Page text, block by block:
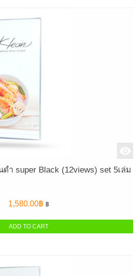
ำ super Black (12views) set 5เล่ม
1,580.00฿ ฿
ADD TO CART